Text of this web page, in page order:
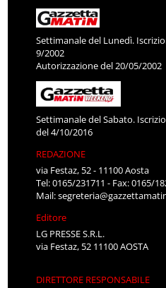
Settimanale del Lunedì.
9/2002
Autorizzazione del 20/05/2002
Settimanale del Sabato.
del 4/10/2016
REDAZIONE
via Festaz, 52 - 11100 Aosta
Tel: 0165/231711 - Fax: 0165/
Mail:
Editore
LG PRESSE S.R.L.
via Festaz, 52 11100 AOSTA
DIRETTORE RESPONSABILE